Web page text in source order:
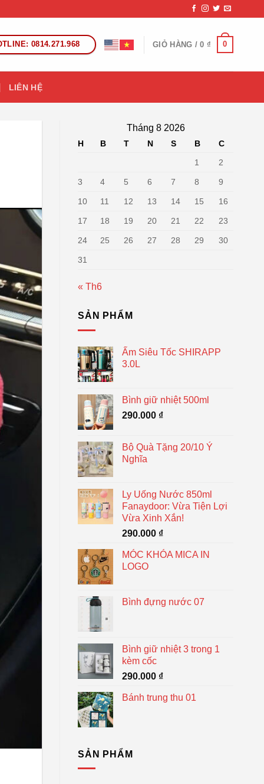
0814.271.968 GIỎ HÀNG /0 ₫ 0
LIÊN HỆ
Tháng 8 2026
H B T N S B
C
1
2
3 4 5 6 7 8 9
10 11 12 13 14 15 16
17 18 19 20 21 22 23
24 25 26 27 28 29 30
31
« Th6
SẢN PHẨM
Ấm Siêu Tốc SHIRAPP
3.0L
Bình giữ nhiệt 500ml
290.000 ₫
Bộ Quà Tặng 20/10 Ý
Nghĩa
Ly Uống Nước 850ml
Fanaydoor: Vừa Tiện Lợi
Vừa Xinh Xắn!
290.000 ₫
MÓC KHÓA MICA IN
LOGO
Bình đựng nước 07
Bình giữ nhiệt 3 trong 1
kèm cốc
290.000 ₫
Bánh trung thu 01
SẢN PHẨM